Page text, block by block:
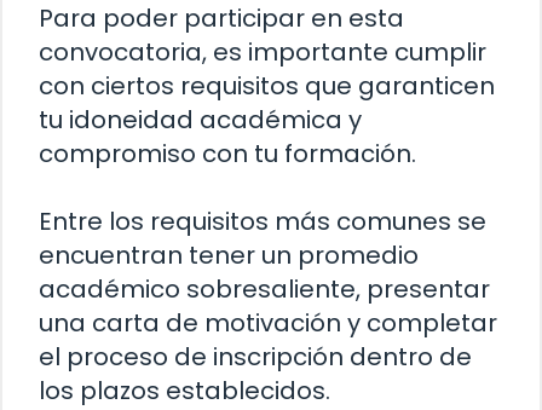
Para poder participar en esta
convocatoria, es importante cumplir
con ciertos requisitos que garanticen
tu idoneidad académica y
compromiso con tu formación.
Entre los requisitos más comunes se
encuentran tener un promedio
académico sobresaliente, presentar
una carta de motivación y completar
el proceso de inscripción dentro de
los plazos establecidos.